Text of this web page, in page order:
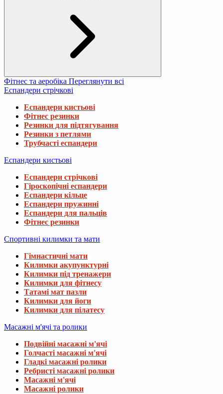
Фітнес та аеробіка Переглянути всі
Еспандери стрічкові
Еспандери кистьові
Фітнес резинки
Резинки для підтягування
Резинки з петлями
Трубчасті еспандери
Еспандери кистьові
Еспандери стрічкові
Гіроскопічні еспандери
Еспандери кільце
Еспандери пружинні
Еспандери для пальців
Фітнес резинки
Спортивні килимки та мати
Гімнастичні мати
Килимки акупунктурні
Килимки під тренажери
Килимки для фітнесу
Татамі мат пазли
Килимки для йоги
Килимки для пілатесу
Масажні м'ячі та ролики
Подвійні масажні м'ячі
Голчасті масажні м'ячі
Гладкі масажні ролики
Ребристі масажні ролики
Масажні м'ячі
Масажні ролики